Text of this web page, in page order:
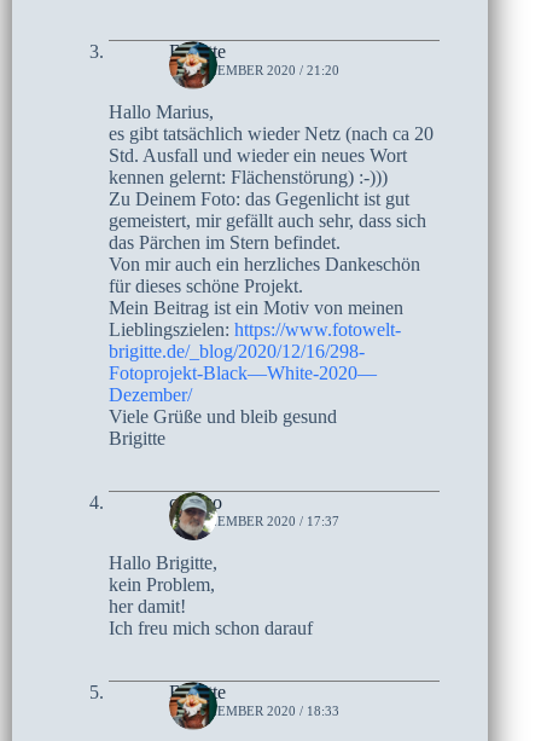
Brigitte
16. DEZEMBER 2020 / 21:20
Hallo Marius,
es gibt tatsächlich wieder Netz (nach ca 20
Std. Ausfall und wieder ein neues Wort
kennen gelernt: Flächenstörung) :-)))
Zu Deinem Foto: das Gegenlicht ist gut
gemeistert, mir gefällt auch sehr, dass sich
das Pärchen im Stern befindet.
Von mir auch ein herzliches Dankeschön
für dieses schöne Projekt.
Mein Beitrag ist ein Motiv von meinen
Lieblingszielen: https://www.fotowelt-
brigitte.de/_blog/2020/12/16/298-
Fotoprojekt-Black—White-2020—
Dezember/
Viele Grüße und bleib gesund
Brigitte
czoczo
16. DEZEMBER 2020 / 17:37
Hallo Brigitte,
kein Problem,
her damit!
Ich freu mich schon darauf
Brigitte
15. DEZEMBER 2020 / 18:33